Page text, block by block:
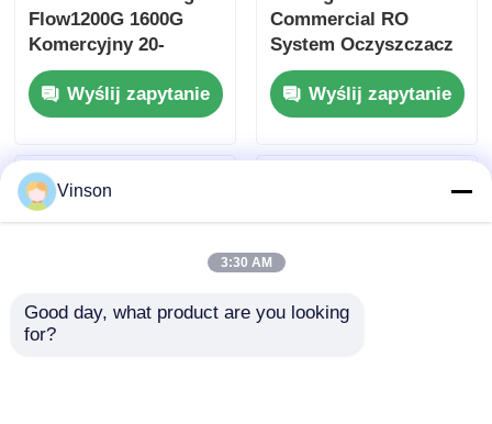
Flow1200G 1600G
Komercyjny 20-
calowy system Big
Blue RO z
przypomnieniem o
Wyślij zapytanie
Commercial RO
System Oczyszczacz
wody z 4 stopniową
filtracjąWyślij zapytanie
Vinson
3:30 AM
Good day, what product are you looking
for?